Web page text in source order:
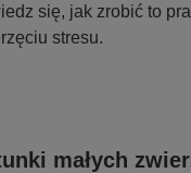
się, jak zrobić to
stresu.
małych